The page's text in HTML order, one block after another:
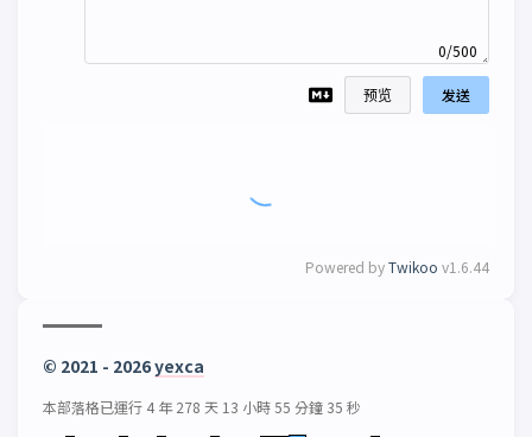
0/500
预览 发送
Powered byTwikoo v1.6.44
© 2021 - 2026yexca
本部落格已運行 4 年 278 天 13 小時 55 分鐘 37 秒